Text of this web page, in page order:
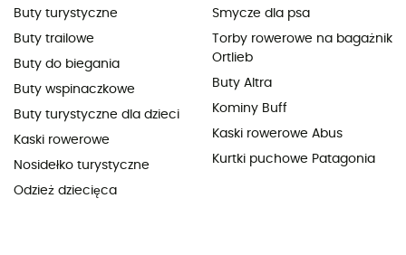
Buty turystyczne
Buty trailowe
Buty do biegania
Buty wspinaczkowe
Buty turystyczne dla dzieci
Kaski rowerowe
Nosidełko turystyczne
Odzież dziecięca
Smycze dla psa
Torby rowerowe na bagażnik
Ortlieb
Buty Altra
Kominy Buff
Kaski rowerowe Abus
Kurtki puchowe Patagonia